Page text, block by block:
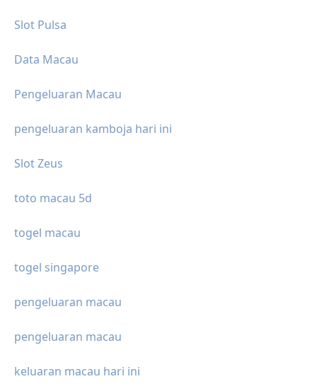
Slot Pulsa
Data Macau
Pengeluaran Macau
pengeluaran kamboja hari ini
Slot Zeus
toto macau 5d
togel macau
togel singapore
pengeluaran macau
pengeluaran macau
keluaran macau hari ini